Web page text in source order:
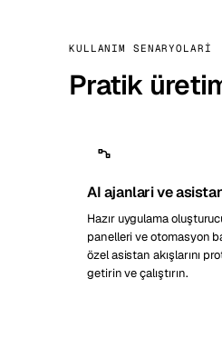
KULLANIM SENARYOLARI
Pratik
AI ajanlari ve
Hazır uygulama
panelleri ve otomasyon
özel asistan akışlarını
getirin ve çalıştırın.